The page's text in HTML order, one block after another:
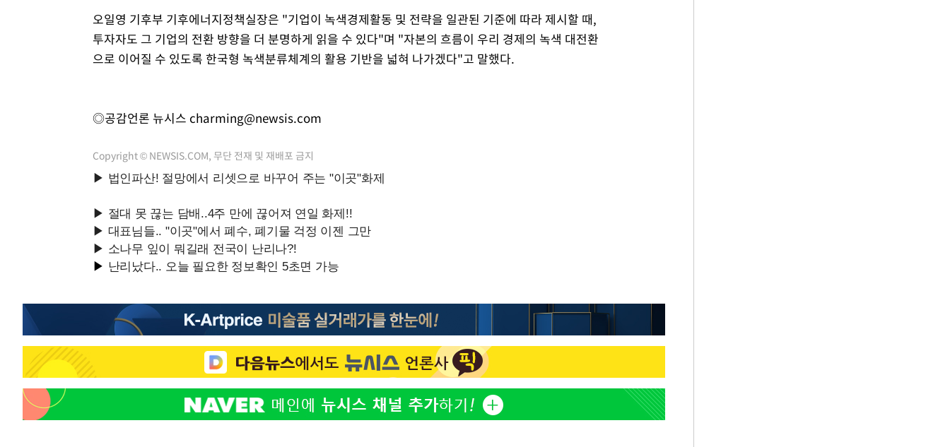
오일영 기후부 기후에너지정책실장은 "기업이 녹색경제활동 및 전략을 일관된 기준에 따라 제시할 때,
투자자도 그 기업의 전환 방향을 더 분명하게 읽을 수 있다"며 "자본의 흐름이 우리 경제의 녹색 대전환
으로 이어질 수 있도록 한국형 녹색분류체계의 활용 기반을 넓혀 나가겠다"고 말했다.
◎공감언론 뉴시스 charming@newsis.com
Copyright © NEWSIS.COM, 무단 전재 및 재배포 금지